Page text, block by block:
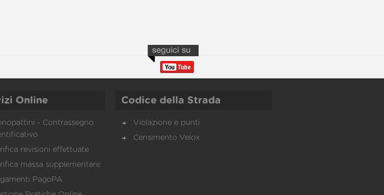
Online
- Contrassegno
revisioni effettuate
massa supplementare
PagoPA
Codice della Strada
Violazione e punti
Censimento Velox